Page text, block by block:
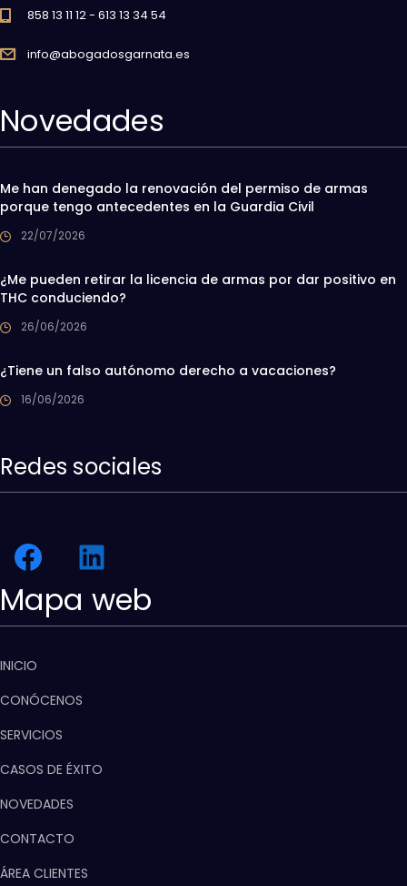
858 13 11 12 - 613 13 34 54
info@abogadosgarnata.es
Novedades
Me han denegado la renovación del permiso de armas
porque tengo antecedentes en la Guardia Civil
22/07/2026
¿Me pueden retirar la licencia de armas por dar positivo en
THC conduciendo?
26/06/2026
¿Tiene un falso autónomo derecho a vacaciones?
16/06/2026
Redes sociales
Mapa web
INICIO
CONÓCENOS
SERVICIOS
CASOS DE ÉXITO
NOVEDADES
CONTACTO
ÁREA CLIENTES